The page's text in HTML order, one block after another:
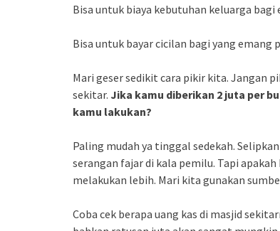
Bisa untuk biaya kebutuhan keluarga bagi
Bisa untuk bayar cicilan bagi yang emang
Mari geser sedikit cara pikir kita. Jangan
sekitar. Jika kamu diberikan 2 juta per
kamu lakukan?
Paling mudah ya tinggal sedekah.
serangan fajar di kala pemilu. Tapi
melakukan lebih. Mari kita gunakan
Coba cek berapa uang kas di masjid